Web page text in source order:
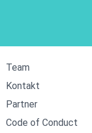
Team
Kontakt
Partner
Code of Conduct